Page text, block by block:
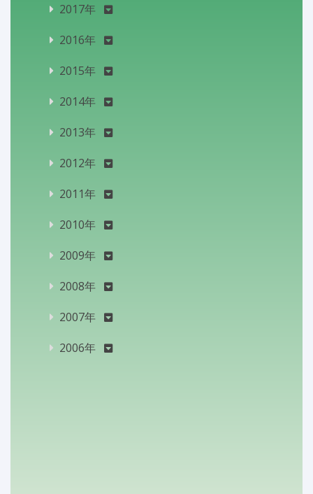
2017年
2016年
2015年
2014年
2013年
2012年
2011年
2010年
2009年
2008年
2007年
2006年